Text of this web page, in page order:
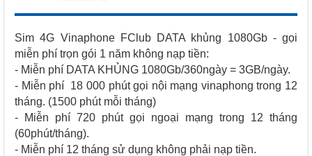
Sim 4G Vinaphone FClub DATA khủng 1080Gb - gọi
miễn phí trọn gói 1 năm không nạp tiền:
- Miễn phí DATA KHỦNG 1080Gb/360ngày = 3GB/ngày.
- Miễn phí 18 000 phút gọi nội mạng vinaphong trong 12
tháng. (1500 phút mỗi tháng)
- Miễn phí 720 phút gọi ngoại mạng trong 12 tháng
(60phút/tháng).
- Miễn phí 12 tháng sử dụng không phải nạp tiền.